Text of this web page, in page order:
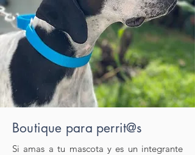
Boutique para perrit@s
Si amas a tu mascota y es un integrante